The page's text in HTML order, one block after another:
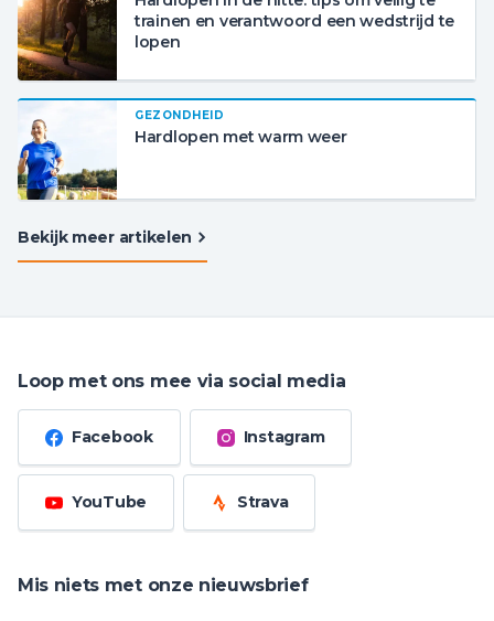
trainen en verantwoord een wedstrijd te
lopen
GEZONDHEID
Hardlopen met warm weer
Bekijk meer artikelen
Loop met ons mee via social media
Facebook Instagram
YouTube Strava
Mis niets met onze nieuwsbrief